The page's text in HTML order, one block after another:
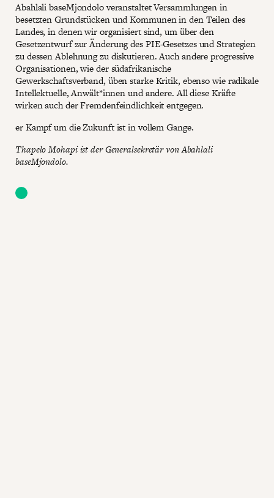
Abahlali baseMjondolo veranstaltet Versammlungen in
besetzten Grundstücken und Kommunen in den Teilen des
Landes, in denen wir organisiert sind, um über den
Gesetzentwurf zur Änderung des PIE-Gesetzes und Strategien
zu dessen Ablehnung zu diskutieren. Auch andere progressive
Organisationen, wie der südafrikanische
Gewerkschaftsverband, üben starke Kritik, ebenso wie radikale
Intellektuelle, Anwält*innen und andere. All diese Kräfte
wirken auch der Fremdenfeindlichkeit entgegen.
er Kampf um die Zukunft ist in vollem Gange.
Thapelo Mohapi ist der Generalsekretär von Abahlali
baseMjondolo.